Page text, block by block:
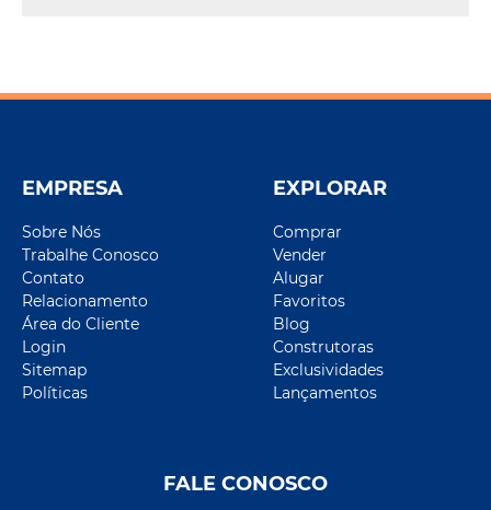
EMPRESA
Sobre Nós
Trabalhe Conosco
Contato
Relacionamento
Área do Cliente
Login
Sitemap
Políticas
EXPLORAR
Comprar
Vender
Alugar
Favoritos
Blog
Construtoras
Exclusividades
Lançamentos
FALE CONOSCO